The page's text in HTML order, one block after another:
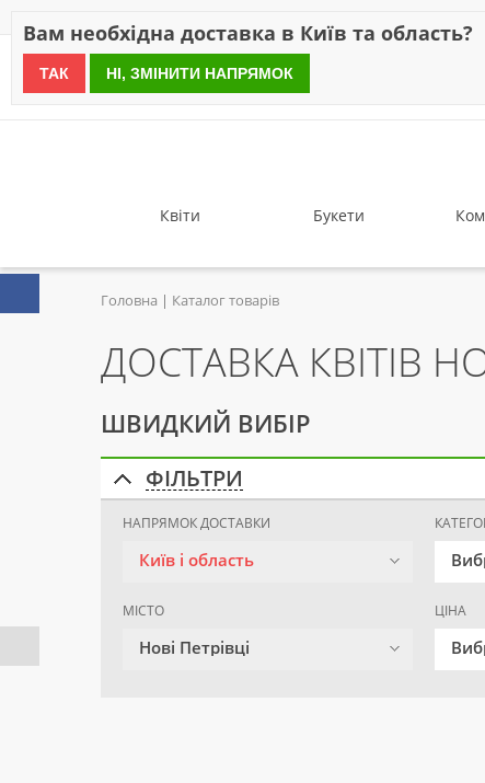
since 1999
Квіти Букети
Головна Каталог товарів
ДОСТАВКА КВІТІВ
ШВИДКИЙ ВИБІР
ФІЛЬТРИ
НАПРЯМОК ДОСТАВКИ
Київ і область
МІСТО
Нові Петрівці
ЦІНА
Вам необхідна доставка в Київ та область?
ТАК НІ, ЗМІНИТИ НАПРЯМОК